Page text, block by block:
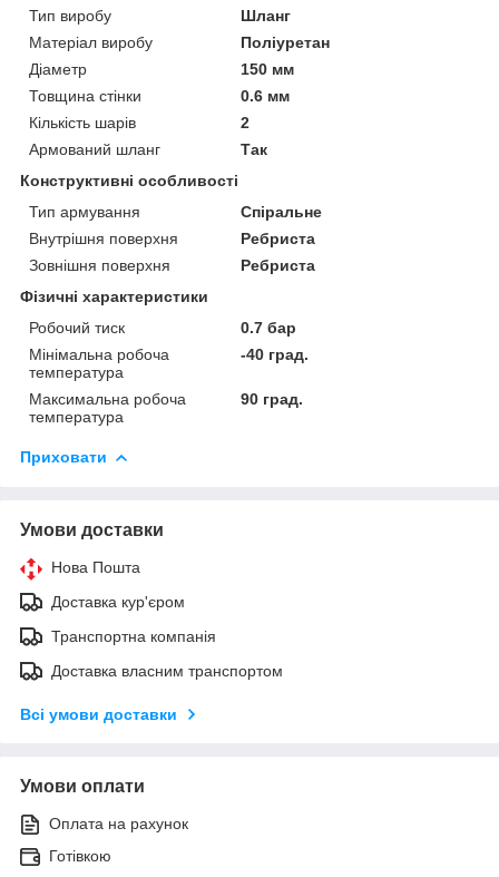
Тип виробу
Шланг
Матеріал виробу
Поліуретан
Діаметр
150 мм
Товщина стінки
0.6 мм
Кількість шарів
2
Армований шланг
Так
Конструктивні особливості
Тип армування
Спіральне
Внутрішня поверхня
Ребриста
Зовнішня поверхня
Ребриста
Фізичні характеристики
Робочий тиск
0.7 бар
Мінімальна робоча
температура
-40 град.
Максимальна робоча
температура
90 град.
Приховати
Умови доставки
Нова Пошта
Доставка кур'єром
Транспортна компанія
Доставка власним транспортом
Всі умови доставки
Умови оплати
Оплата на рахунок
Готівкою